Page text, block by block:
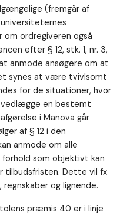
(fremgår af
om ordregiveren også
efter § 12, stk. 1, nr. 3,
anmode ansøgere om at
synes at være tvivlsomt
for de situationer, hvor
en bestemt
i Manova går
af § 12 i den
anmode om alle
som objektivt kan
tilbudsfristen. Dette vil fx
og lignende.
præmis 40 er i linje